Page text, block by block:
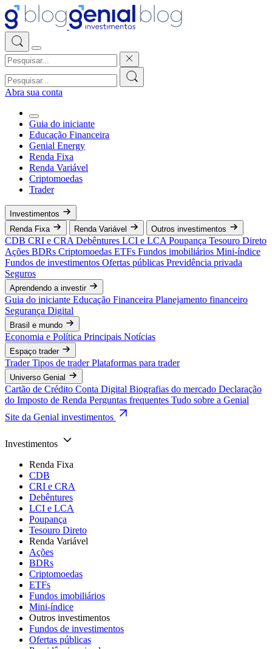
Abra sua conta
Guia do iniciante
Educação Financeira
Genial Energy
Renda Fixa
Renda Variável
Criptomoedas
Trader
Investimentos
Renda Fixa
Renda Variável Outros investimentos
CDB CRI e CRA Debêntures LCI e LCA Poupança Tesouro Direto
Ações BDRs Criptomoedas ETFs Fundos imobiliários Mini-índice
Fundos de investimentos Ofertas públicas Previdência privada
Seguros
Aprendendo a investir
Guia do iniciante Educação Financeira Planejamento financeiro
Segurança Digital
Brasil e mundo
Economia e Política Principais Notícias
Espaço trader
TraderTipos de traderPlataformas para trader
Universo Genial
Cartão de Crédito Conta Digital Biografias do mercado Declaração
do Imposto de Renda Perguntas frequentes Tudo sobre a Genial
Site da Genial investimentos
Investimentos
Renda Fixa
CDB
CRI e CRA
Debêntures
LCI e LCA
Poupança
Tesouro Direto
Renda Variável
Ações
BDRs
Criptomoedas
ETFs
Fundos imobiliários
Mini-índice
Outros investimentos
Fundos de investimentos
Ofertas públicas